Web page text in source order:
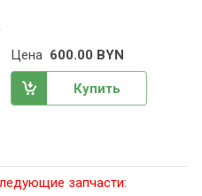
Цена 600.00 BYN
Купить
запчасти: